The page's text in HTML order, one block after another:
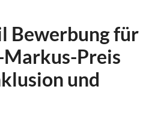
Bewerbung für
Markus-Preis
und